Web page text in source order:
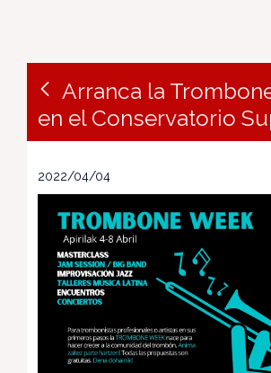
Arranca la
en el Conservatorio
2022/04/04